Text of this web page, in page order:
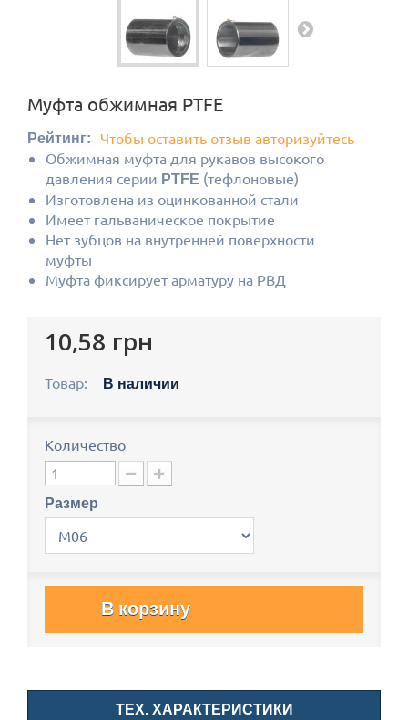
Муфта обжимная PTFE
Рейтинг:
Чтобы оставить отзыв авторизуйтесь
Обжимная муфта для рукавов высокого
давления серии PTFE (тефлоновые)
Изготовлена ​​из оцинкованной стали
Имеет гальваническое покрытие
Нет зубцов на внутренней поверхности
муфты
Муфта фиксирует арматуру на РВД
10,58 грн
Товар: В наличии
Количество
Размер
В корзину
ТЕХ. ХАРАКТЕРИСТИКИ